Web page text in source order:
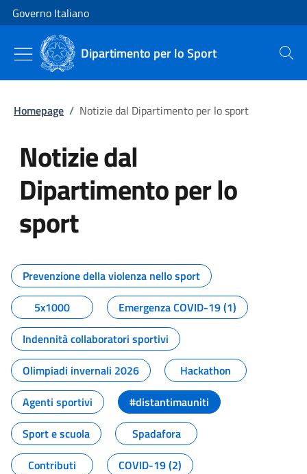
Vai al contenuto
Vai alla navigazione del sito
Governo Italiano
Dipartimento per lo Sport Cerca
Homepage / Notizie dal Dipartimento per lo sport
Notizie dal
Dipartimento per lo
sport
Tutti i contenuti della pagina
Prevenzione della violenza nello sport
5x1000
Emergenza COVID-19 (1)
Indennità collaboratori sportivi
Olimpiadi invernali 2026
Hackathon
Agenti sportivi
#distantimauniti
Sport e scuola
Spadafora
Contributi
COVID-19 (2)